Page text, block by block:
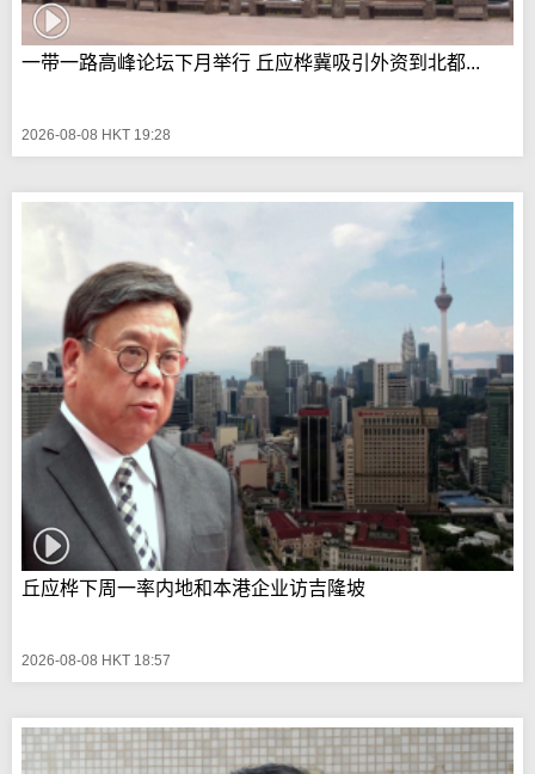
一带一路高峰论坛下月举行 丘应桦冀吸引外资到北都...
2026-08-08 HKT 19:28
丘应桦下周一率内地和本港企业访吉隆坡
2026-08-08 HKT 18:57